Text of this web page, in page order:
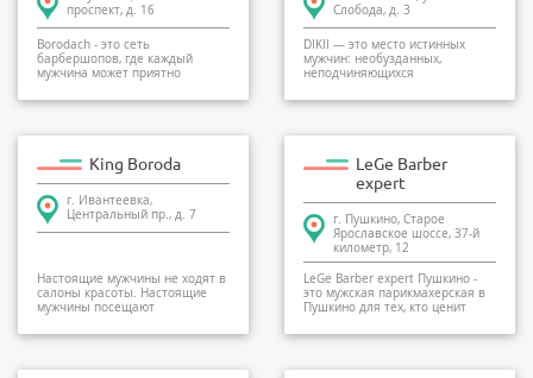
проспект, д. 16
Borodach - это сеть
барбершопов, где каждый
мужчина может приятно
постр...
Слобода, д. 3
DIKII — это место истинных
мужчин: необузданных,
неподчиняющихся
естес...
King Boroda
г. Ивантеевка,
Центральный пр., д. 7
Настоящие мужчины не ходят в
салоны красоты. Настоящие
мужчины посещают
LeGe Barber
expert
г. Пушкино, Старое
Ярославское шоссе, 37-й
километр, 12
LeGe Barber expert Пушкино -
это мужская парикмахерская в
Пушкино для тех, кто ценит